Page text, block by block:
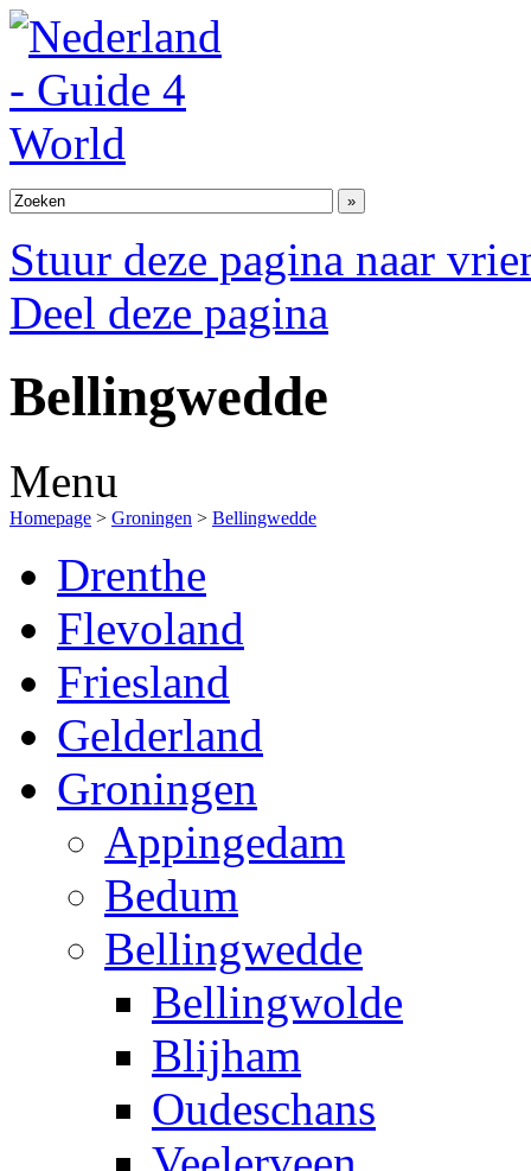
Stuur deze pagina naar
Deel deze pagina
Bellingwedde
Menu
Homepage > Groningen > Bellingwedde
Drenthe
Flevoland
Friesland
Gelderland
Groningen
Appingedam
Bedum
Bellingwedde
Bellingwolde
Blijham
Oudeschans